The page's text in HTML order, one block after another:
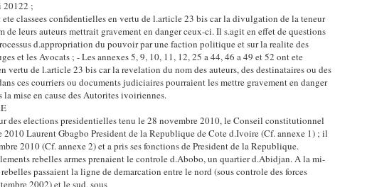
20122 ;
ete classees confidentielles en vertu de l.article 23 bis car la divulgation de la teneur
de leurs auteurs mettrait gravement en danger ceux-ci. Il s.agit en effet de questions
d.appropriation du pouvoir par une faction politique et sur la realite des
et les Avocats ; - Les annexes 5, 9, 10, 11, 12, 25 a 44, 46 a 49 et 52 ont ete
vertu de l.article 23 bis car la revelation du nom des auteurs, des destinataires ou des
ces courriers ou documents judiciaires pourraient les mettre gravement en danger
mise en cause des Autorites ivoiriennes.
des elections presidentielles tenu le 28 novembre 2010, le Conseil constitutionnel
2010 Laurent Gbagbo President de la Republique de Cote d.Ivoire (Cf. annexe 1) ; il
2010 (Cf. annexe 2) et a pris ses fonctions de President de la Republique.
rebelles armes prenaient le controle d.Abobo, un quartier d.Abidjan. A la mi-
passaient la ligne de demarcation entre le nord (sous controle des forces
2002) et le sud, sous